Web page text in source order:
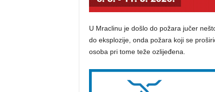
U Mraclinu je došlo do požara jučer
do eksplozije, onda požara koji se
osoba pri tome teže ozlijeđena.